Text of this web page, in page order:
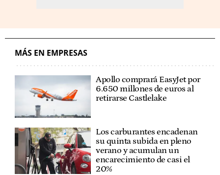
MÁS EN EMPRESAS
Apollo comprará EasyJet por
6.650 millones de euros al
retirarse Castlelake
Los carburantes encadenan
su quinta subida en pleno
verano y acumulan un
encarecimiento de casi el
20%